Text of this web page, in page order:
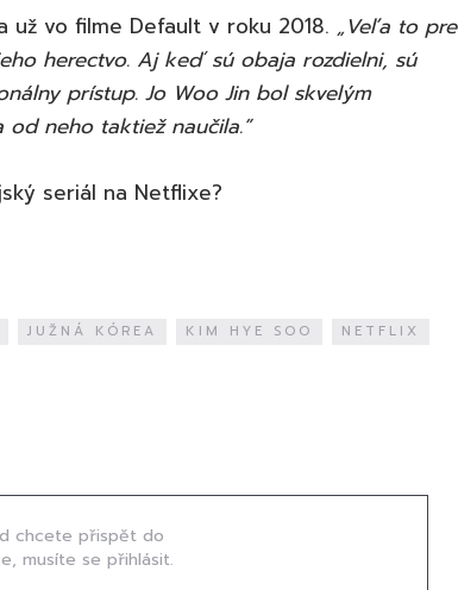
už vo filme Default v roku 2018. „Veľa to pre
herectvo. Aj keď sú obaja rozdielni, sú
prístup. Jo Woo Jin bol skvelým
neho taktiež naučila.”
seriál na Netflixe?
JUŽNÁ KÓREA KIM HYE SOO
NETFLIX
chcete přispět do
musíte se přihlásit.